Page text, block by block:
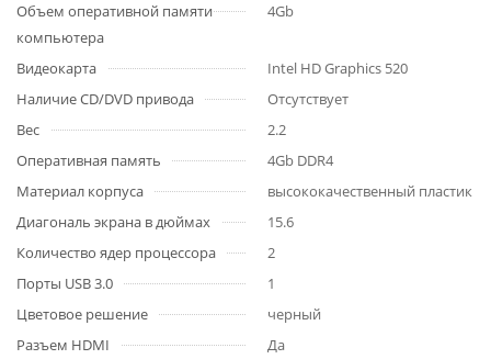
Объем оперативной памяти
компьютера
4Gb
Видеокарта
Intel HD Graphics 520
Наличие CD/DVD привода
Отсутствует
Вес
2.2
Оперативная память
4Gb DDR4
Материал корпуса
высококачественный пластик
Диагональ экрана в дюймах
15.6
Количество ядер процессора
2
Порты USB 3.0
1
Цветовое решение
черный
Разъем HDMI
Да